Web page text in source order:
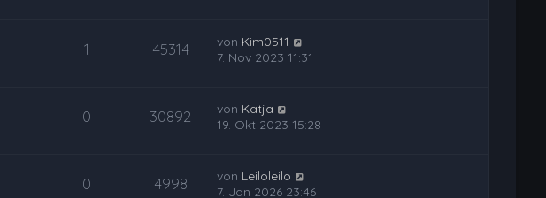
1 45314 von Kim0511
7. Nov 2023 11:31
0 30892 von Katja
19. Okt 2023 15:28
0 4998 von Leiloleilo
7. Jan 2026 23:46